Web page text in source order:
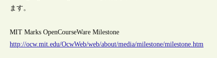
ます。
MIT Marks OpenCourseWare Milestone
http://ocw.mit.edu/OcwWeb/web/about/media/milestone/milestone.htm